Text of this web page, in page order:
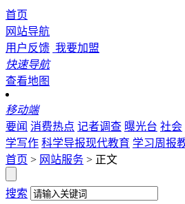
首页
网站导航
用户反馈 我要加盟
快速导航
查看地图
移动端
要闻 消费热点 记者调查 曝光台 社会
学写作 科学导报现代教育 学习周报
首页 > 网站服务 > 正文
搜索